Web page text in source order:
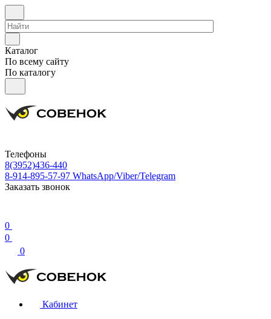
Каталог
По всему сайту
По каталогу
Телефоны
8(3952)436-440
8-914-895-57-97 WhatsApp/Viber/Telegram
Заказать звонок
0
0
0
Кабинет